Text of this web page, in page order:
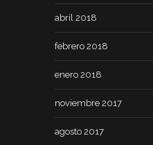
abril 2018
febrero 2018
enero 2018
noviembre 2017
agosto 2017